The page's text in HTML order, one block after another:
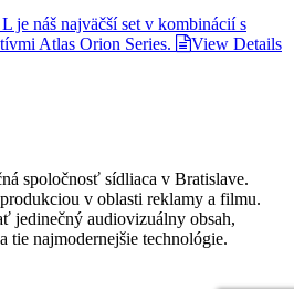
je náš najväčší set v kombinácií s
Atlas Orion Series.
View Details
spoločnosť sídliaca v Bratislave.
v oblasti reklamy a filmu.
jedinečný audiovizuálny obsah,
tie najmodernejšie technológie.